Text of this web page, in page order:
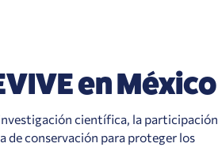
en México
científica, la participación
de conservación para proteger los